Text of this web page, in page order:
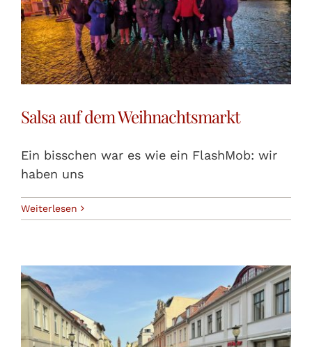
Salsa auf dem Weihnachtsmarkt
Ein bisschen war es wie ein FlashMob: wir
haben uns
Weiterlesen